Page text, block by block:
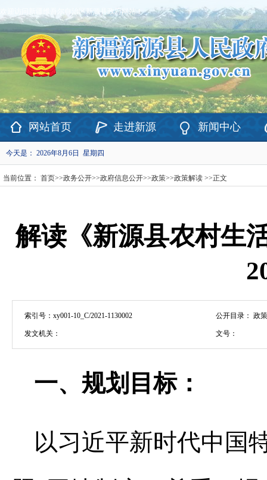
欢迎访问新疆维吾尔自治区新源县政府网站！
网站首页 走进新源 新闻中心
今天是： 2026年8月6日 星期四
当前位置： 首页>>政务公开>>政府信息公开>>政策>>政策解读 >>正文
解读《新源县农村生
索引号： xy001-10_C/2021-1130002 公开目录： 政
发文机关： 文号：
一、规划目标：
以习近平新时代中国